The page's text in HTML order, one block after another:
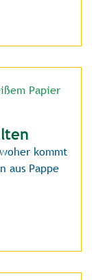
kommt
aus Pappe